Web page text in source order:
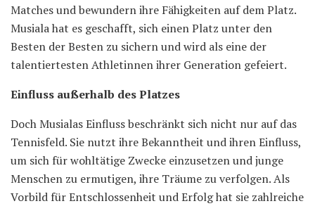
Matches und bewundern ihre Fähigkeiten auf dem Platz.
Musiala hat es geschafft, sich einen Platz unter den
Besten der Besten zu sichern und wird als eine der
talentiertesten Athletinnen ihrer Generation gefeiert.
Einfluss außerhalb des Platzes
Doch Musialas Einfluss beschränkt sich nicht nur auf das
Tennisfeld. Sie nutzt ihre Bekanntheit und ihren Einfluss,
um sich für wohltätige Zwecke einzusetzen und junge
Menschen zu ermutigen, ihre Träume zu verfolgen. Als
Vorbild für Entschlossenheit und Erfolg hat sie zahlreiche